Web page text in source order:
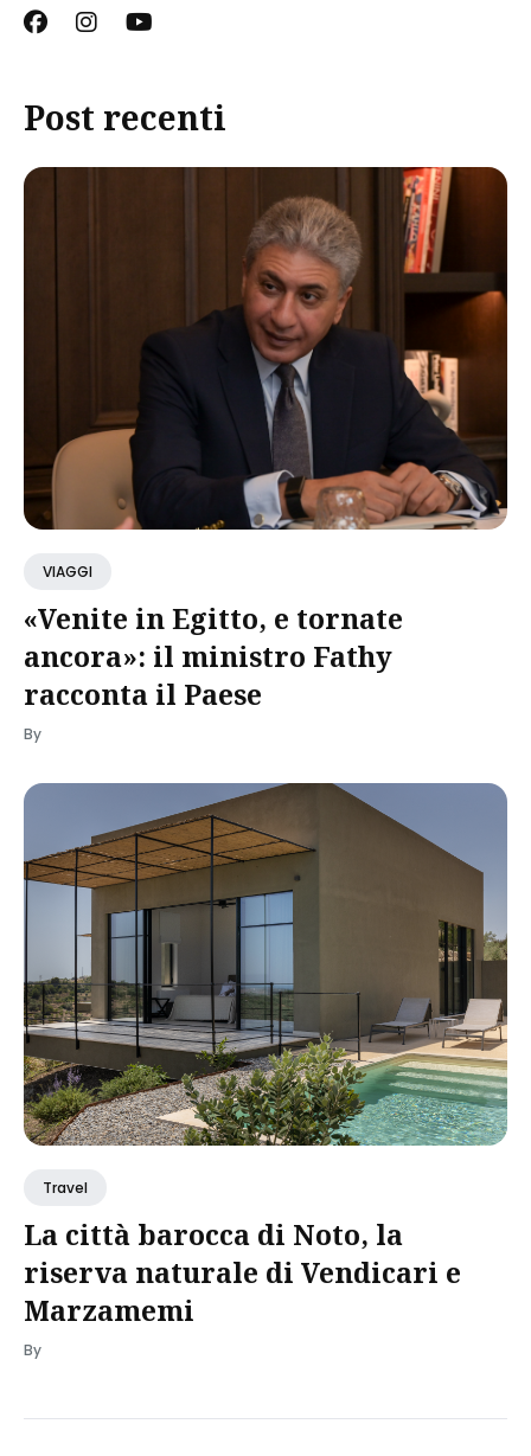
Post recenti
VIAGGI
«Venite in Egitto, e tornate
ancora»: il ministro Fathy
racconta il Paese
By
Travel
La città barocca di Noto, la
riserva naturale di Vendicari e
Marzamemi
By